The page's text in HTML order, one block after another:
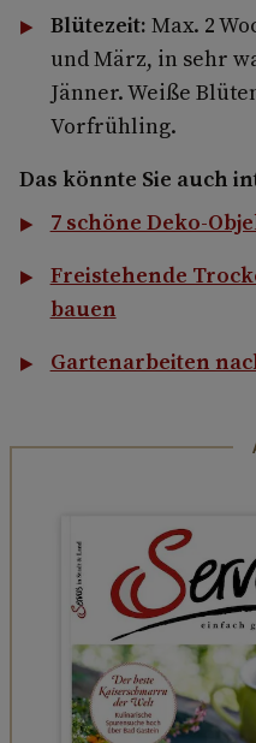
Blütezeit: Max. 2
und März, in sehr
Jänner. Weiße
Vorfrühling.
Das könnte Sie auch
7 schöne Deko-
Freistehende
bauen
Gartenarbeiten